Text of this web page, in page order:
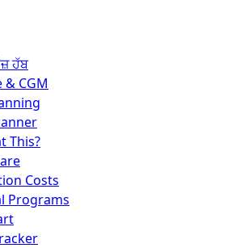
ਹੱਬ
CGM
This?
Costs
Programs